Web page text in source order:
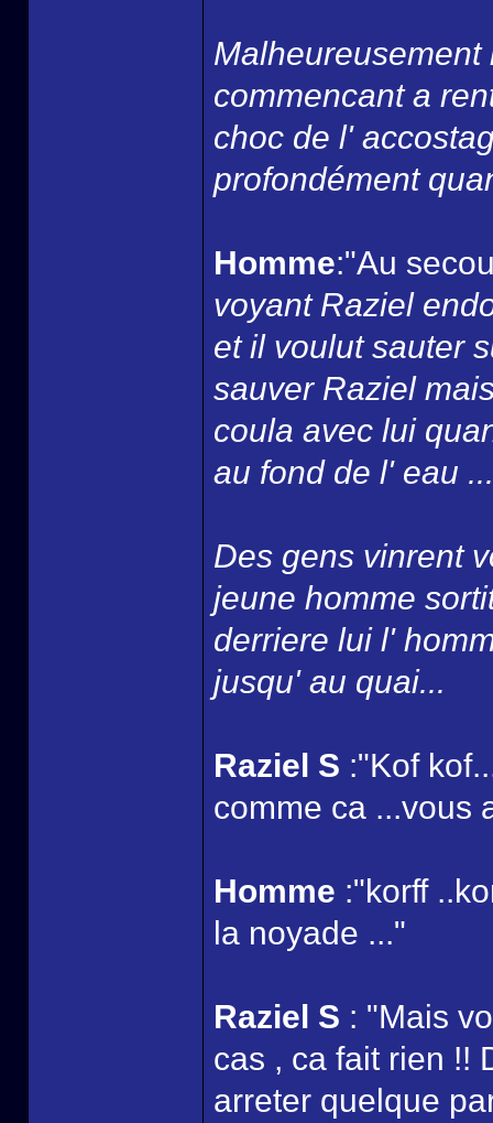
commencant a
choc de l'
profondément
Homme:"Au
voyant Raziel
et il voulut sauter
sauver Raziel
coula avec lui
au fond de l' eau
Des gens vinrent
jeune homme
derriere lui l'
jusqu' au quai...
Raziel S :"Kof
comme ca ...vous
Homme :"korff
la noyade ..."
Raziel S : "Mais
cas , ca fait rien !!
arreter quelque